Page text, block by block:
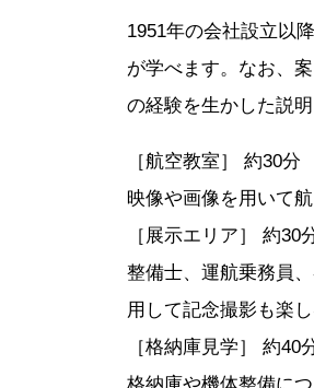
1951年の会社設立以
が学べます。なお、
の経験を生かした説
［航空教室］ 約30分
映像や画像を用いて
［展示エリア］ 約30
整備士、運航乗務員
用して記念撮影も楽
［格納庫見学］ 約40